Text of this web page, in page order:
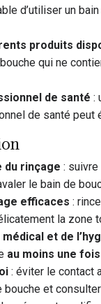
d’utiliser un
produits
qui ne
de santé :
de santé peut
du rinçage :
le bain de
efficaces :
la zone
et de
au moins une
: éviter le contact
bouche et